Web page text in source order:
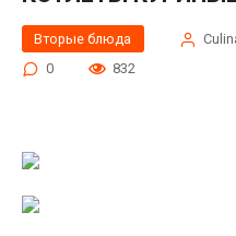
Вторые блюда
0
832